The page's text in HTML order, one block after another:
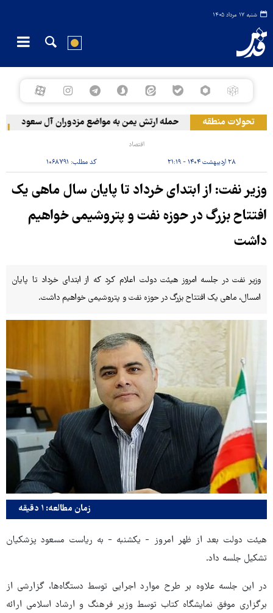
شنبه ۱۷ مرداد ۱۴۰۵
تحولات منطقه حمله ارتش یمن به مواضع مزدوران آل سعود
اقتصاد
۲۸ اردیبهشت ۱۴۰۴ - ۲۱:۱۹ کد مطلب: ۱۰۶۸۷۹۱
وزیر نفت: از ابتدای خرداد تا پایان سال ماهی یک
افتتاح بزرگ در حوزه نفت و پتروشیمی خواهیم
داشت
وزیر نفت در جلسه امروز هیئت دولت اعلام کرد که از ابتدای خرداد تا پایان
امسال، ماهی یک افتتاح بزرگ در حوزه نفت و پتروشیمی خواهیم داشت.
زمان مطالعه: ۱ دقیقه
هیئت دولت بعد از ظهر امروز - یکشنبه - به ریاست مسعود پزشکیان
تشکیل جلسه داد.
در این جلسه علاوه بر طرح موارد اجرایی توسط دستگاه‌ها، گزارشی از
برگزاری موفق نمایشگاه کتاب توسط وزیر فرهنگ و ارشاد اسلامی ارائه